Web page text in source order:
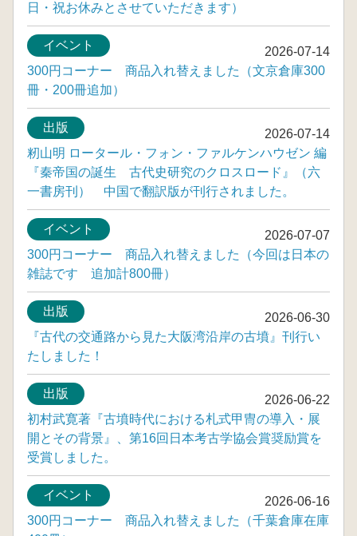
日・祝お休みとさせていただきます）
2026-07-14
イベント
300円コーナー 商品入れ替えました（文京倉庫300
冊・200冊追加）
2026-07-14
出版
籾山明 ロータール・フォン・ファルケンハウゼン 編
『秦帝国の誕生 古代史研究のクロスロード』（六
一書房刊） 中国で翻訳版が刊行されました。
2026-07-07
イベント
300円コーナー 商品入れ替えました（今回は日本の
雑誌です 追加計800冊）
2026-06-30
出版
『古代の交通路から見た大阪湾沿岸の古墳』刊行い
たしました！
2026-06-22
出版
初村武寛著『古墳時代における札式甲冑の導入・展
開とその背景』、第16回日本考古学協会賞奨励賞を
受賞しました。
2026-06-16
イベント
300円コーナー 商品入れ替えました（千葉倉庫在庫